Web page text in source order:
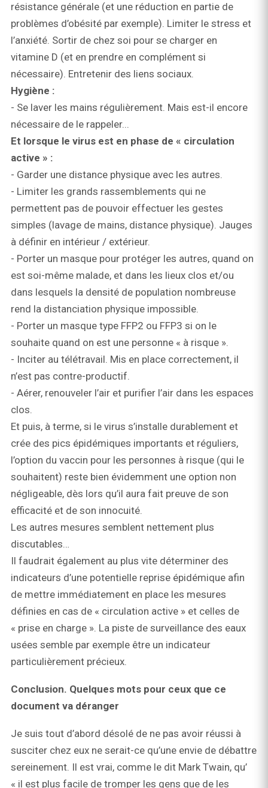
résistance générale (et une réduction en partie de
problèmes d’obésité par exemple). Limiter le stress et
l’anxiété. Sortir de chez soi pour se charger en
vitamine D (et en prendre en complément si
nécessaire). Entretenir des liens sociaux.
Hygiène :
- Se laver les mains régulièrement. Mais est-il encore
nécessaire de le rappeler...
Et lorsque le virus est en phase de « circulation
active » :
- Garder une distance physique avec les autres.
- Limiter les grands rassemblements qui ne
permettent pas de pouvoir effectuer les gestes
simples (lavage de mains, distance physique). Jauges
à définir en intérieur / extérieur.
- Porter un masque pour protéger les autres, quand on
est soi-même malade, et dans les lieux clos et/ou
dans lesquels la densité de population nombreuse
rend la distanciation physique impossible.
- Porter un masque type FFP2 ou FFP3 si on le
souhaite quand on est une personne « à risque ».
- Inciter au télétravail. Mis en place correctement, il
n’est pas contre-productif.
- Aérer, renouveler l’air et purifier l’air dans les espaces
clos.
Et puis, à terme, si le virus s’installe durablement et
crée des pics épidémiques importants et réguliers,
l’option du vaccin pour les personnes à risque (qui le
souhaitent) reste bien évidemment une option non
négligeable, dès lors qu’il aura fait preuve de son
efficacité et de son innocuité.
Les autres mesures semblent nettement plus
discutables…
Il faudrait également au plus vite déterminer des
indicateurs d’une potentielle reprise épidémique afin
de mettre immédiatement en place les mesures
définies en cas de « circulation active » et celles de
« prise en charge ». La piste de surveillance des eaux
usées semble par exemple être un indicateur
particulièrement précieux.
Conclusion. Quelques mots pour ceux que ce
document va déranger
Je suis tout d’abord désolé de ne pas avoir réussi à
susciter chez eux ne serait-ce qu’une envie de débattre
sereinement. Il est vrai, comme le dit Mark Twain, qu’
« il est plus facile de tromper les gens que de les